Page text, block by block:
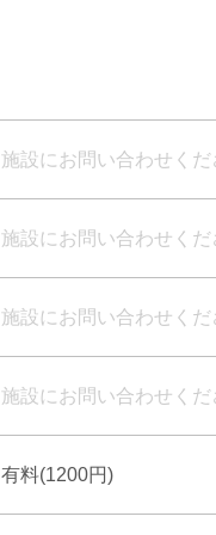
施設にお問い合わせくだ
施設にお問い合わせくだ
施設にお問い合わせくだ
施設にお問い合わせくだ
有料(1200円)